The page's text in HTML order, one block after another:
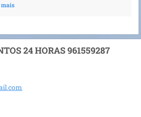
mais
24 HORAS 961559287